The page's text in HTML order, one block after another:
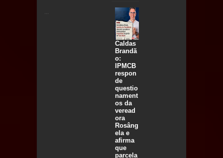
...
Caldas
Brandã
o:
IPMCB
respon
de
questio
nament
os da
veread
ora
Rosâng
ela e
afirma
que
parcela